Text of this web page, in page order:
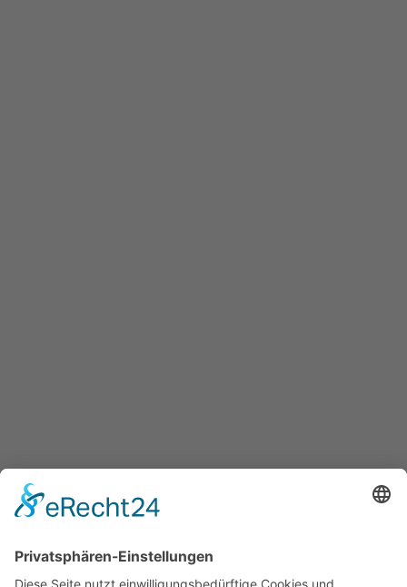
Impressionen von der Saisoneröffnung des TC Neuss-Weckhoven e.V. am